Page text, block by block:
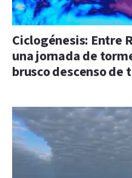
Ciclogénesis: Entre
una jornada de
brusco descenso de